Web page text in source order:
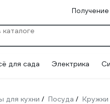
для сада Электрика
для кухни / Посуда / Кружки